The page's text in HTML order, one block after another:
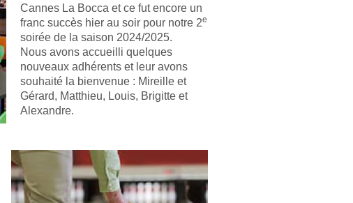
Cannes La Bocca et ce fut encore un
franc succès hier au soir pour notre 2e
soirée de la saison 2024/2025.
Nous avons accueilli quelques
nouveaux adhérents et leur avons
souhaité la bienvenue : Mireille et
Gérard, Matthieu, Louis, Brigitte et
Alexandre.